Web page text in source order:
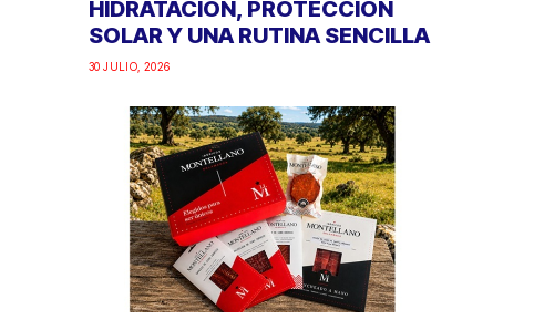
HIDRATACIÓN, PROTECCIÓN
SOLAR Y UNA RUTINA SENCILLA
30 JULIO, 2026